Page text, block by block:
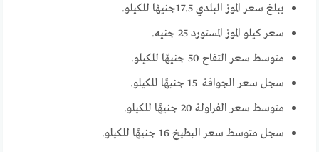
يبلغ سعر الموز البلدي 17.5جنيهًا للكيلو.
سعر كيلو الموز المستورد 25 جنيه.
متوسط سعر التفاح 50 جنيهًا للكيلو.
سجل سعر الجوافة 15 جنيهًا للكيلو.
متوسط سعر الفراولة 20 جنيهًا للكيلو.
سجل متوسط سعر البطيخ 16 جنيهًا للكيلو.